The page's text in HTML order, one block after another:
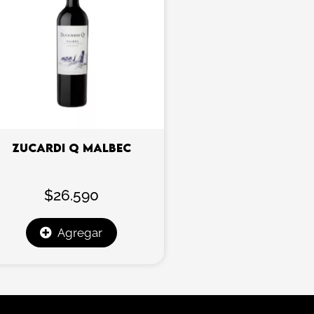
ZUCARDI Q MALBEC
$26.590
Agregar